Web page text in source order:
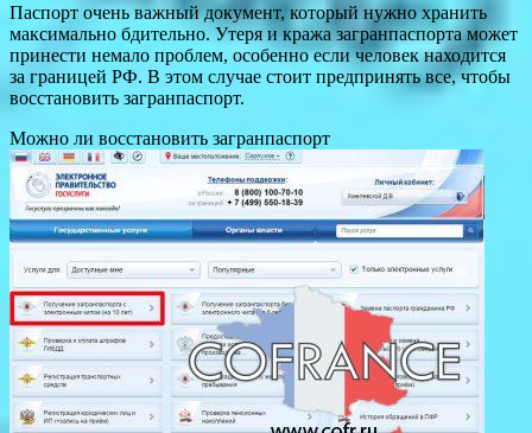
Паспорт очень важный документ, который нужно хранить
максимально бдительно. Утеря и кража загранпаспорта может
принести немало проблем, особенно если человек находится
за границей РФ. В этом случае стоит предпринять все, чтобы
восстановить загранпаспорт.
Можно ли восстановить загранпаспорт